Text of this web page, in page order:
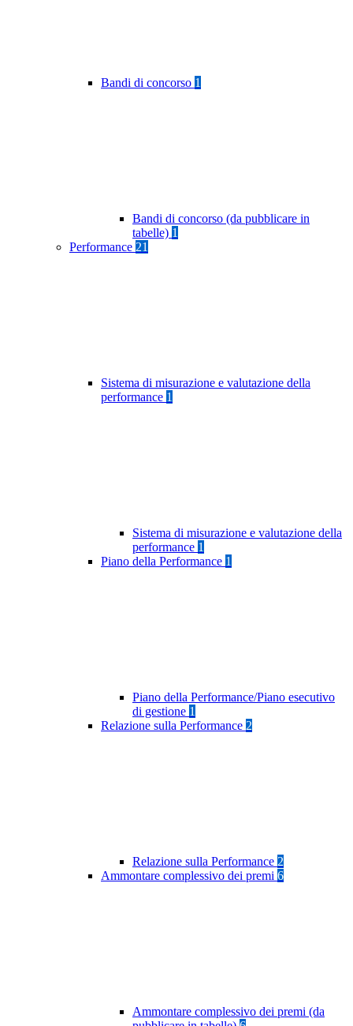
Bandi di concorso 1
Bandi di concorso (da pubblicare in
tabelle) 1
Performance 21
Sistema di misurazione e valutazione della
performance 1
Sistema di misurazione e valutazione della
performance 1
Piano della Performance 1
Piano della Performance/Piano esecutivo
di gestione 1
Relazione sulla Performance 2
Relazione sulla Performance 2
Ammontare complessivo dei premi 6
Ammontare complessivo dei premi (da